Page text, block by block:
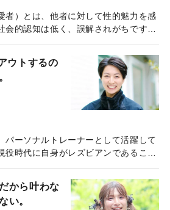
者）とは、他者に対して性的魅力を感
会的認知は低く、誤解されがちです
ウトするの
パーソナルトレーナーとして活躍して
役時代に自身がレズビアンであること
はSNSでパートナーとの日常をつづる
ままの暮らしを発信し続けている。
の日常に少しずつ浸透していく中、
から叶わな
い。